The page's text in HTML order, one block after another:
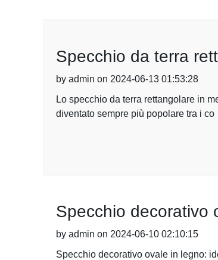
Specchio da terra
by admin on 2024-06-13 01:53:28
Lo specchio da terra rettangolare in
diventato sempre più popolare tra i co
Specchio decorativo
by admin on 2024-06-10 02:10:15
Specchio decorativo ovale in legno: